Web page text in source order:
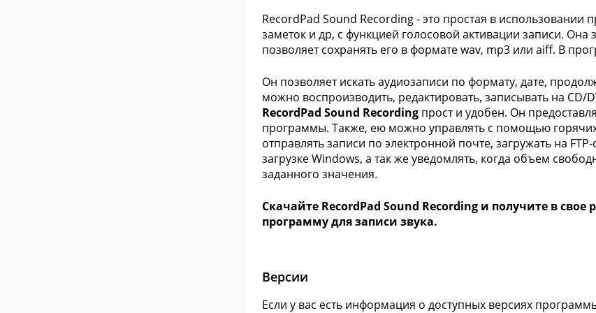
RecordPad Sound Recording - это простая в использовании
заметок и др, с функцией голосовой активации записи. Она
позволяет сохранять его в формате wav, mp3 или aiff. В
Он позволяет искать аудиозаписи по формату, дате,
можно воспроизводить, редактировать, записывать на CD/
RecordPad Sound Recording прост и удобен. Он
программы. Также, ею можно управлять с помощью
отправлять записи по электронной почте, загружать на
загрузке Windows, а так же уведомлять, когда объем
заданного значения.
Скачайте RecordPad Sound Recording и получите в
программу для записи звука.
Версии
Если у вас есть информация о доступных версиях